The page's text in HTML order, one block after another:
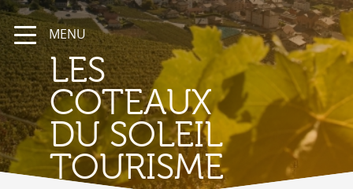
MENU
LES
COTEAUX
DU SOLEIL
TOURISME